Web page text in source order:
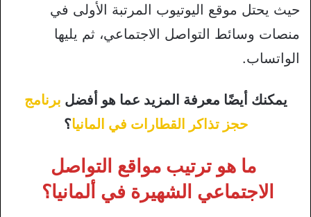
حيث يحتل موقع اليوتيوب المرتبة الأولى في
منصات وسائط التواصل الاجتماعي، ثم يليها
الواتساب.
يمكنك أيضًا معرفة المزيد عما هو أفضل برنامج
حجز تذاكر القطارات في المانيا؟
ما هو ترتيب مواقع التواصل
الاجتماعي الشهيرة في ألمانيا؟